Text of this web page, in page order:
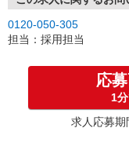
お気軽にご応募ください♪
0120-050-305
担当：採用担当
応
1
求人応募